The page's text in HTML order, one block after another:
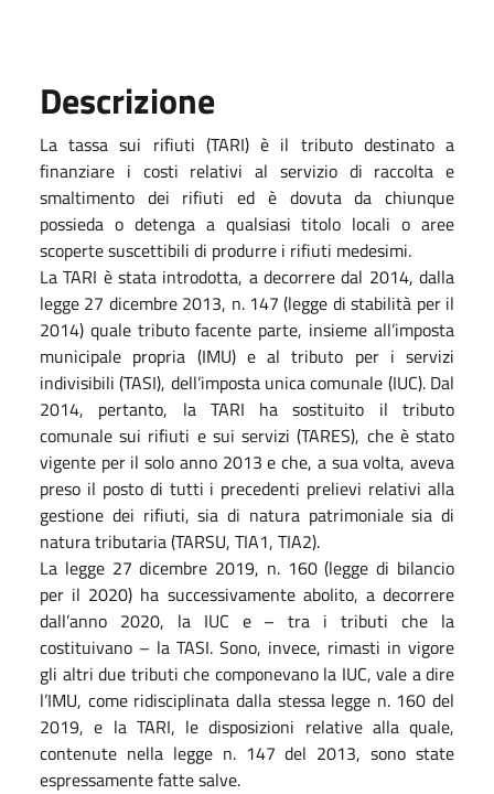
Descrizione
La tassa sui rifiuti (TARI) è il tributo destinato a
finanziare i costi relativi al servizio di raccolta e
smaltimento dei rifiuti ed è dovuta da chiunque
possieda o detenga a qualsiasi titolo locali o aree
scoperte suscettibili di produrre i rifiuti medesimi.
La TARI è stata introdotta, a decorrere dal 2014, dalla
legge 27 dicembre 2013, n. 147 (legge di stabilità per il
2014) quale tributo facente parte, insieme all’imposta
municipale propria (IMU) e al tributo per i servizi
indivisibili (TASI), dell’imposta unica comunale (IUC). Dal
2014, pertanto, la TARI ha sostituito il tributo
comunale sui rifiuti e sui servizi (TARES), che è stato
vigente per il solo anno 2013 e che, a sua volta, aveva
preso il posto di tutti i precedenti prelievi relativi alla
gestione dei rifiuti, sia di natura patrimoniale sia di
natura tributaria (TARSU, TIA1, TIA2).
La legge 27 dicembre 2019, n. 160 (legge di bilancio
per il 2020) ha successivamente abolito, a decorrere
dall’anno 2020, la IUC e – tra i tributi che la
costituivano – la TASI. Sono, invece, rimasti in vigore
gli altri due tributi che componevano la IUC, vale a dire
l’IMU, come ridisciplinata dalla stessa legge n. 160 del
2019, e la TARI, le disposizioni relative alla quale,
contenute nella legge n. 147 del 2013, sono state
espressamente fatte salve.